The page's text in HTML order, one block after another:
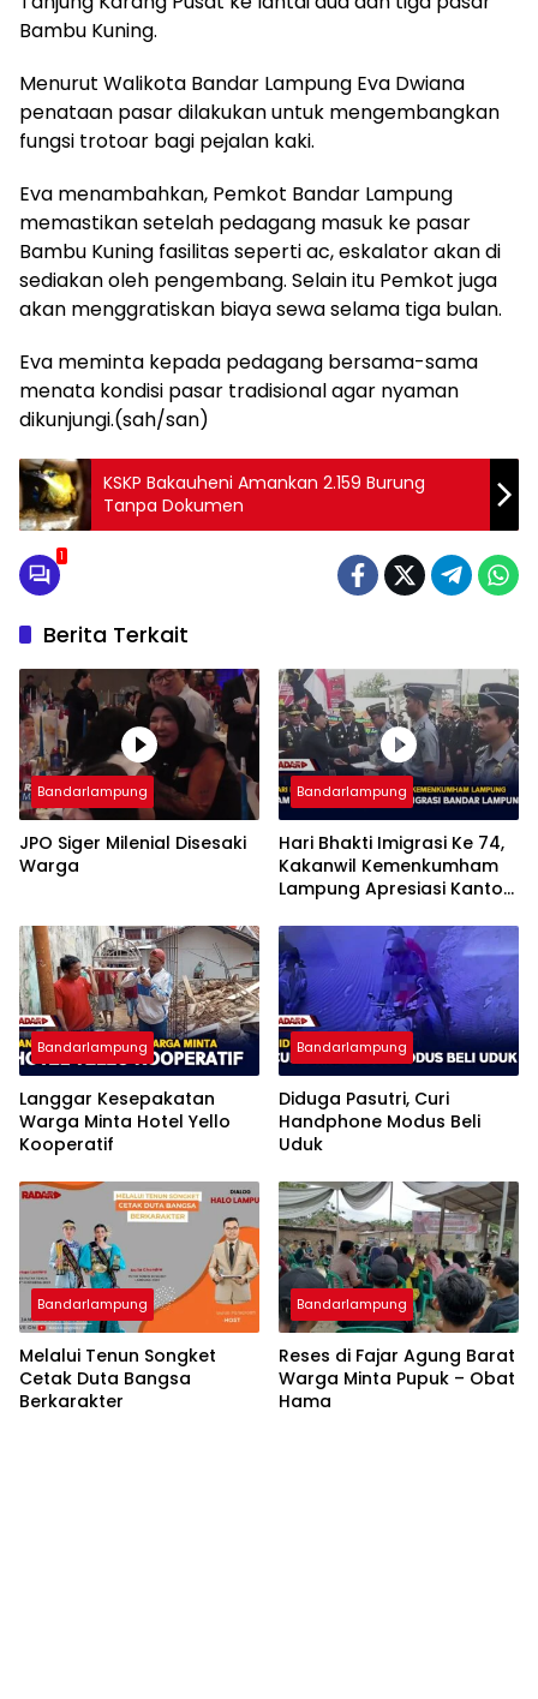
Bambu Kuning.
Menurut Walikota Bandar Lampung Eva Dwiana
penataan pasar dilakukan untuk mengembangkan
fungsi trotoar bagi pejalan kaki.
Eva menambahkan, Pemkot Bandar Lampung
memastikan setelah pedagang masuk ke pasar
Bambu Kuning fasilitas seperti ac, eskalator akan di
sediakan oleh pengembang. Selain itu Pemkot juga
akan menggratiskan biaya sewa selama tiga bulan.
Eva meminta kepada pedagang bersama-sama
menata kondisi pasar tradisional agar nyaman
dikunjungi.(sah/san)
KSKP Bakauheni Amankan 2.159 Burung
Tanpa Dokumen
1
Berita Terkait
Bandarlampung
JPO Siger Milenial Disesaki
Warga
Bandarlampung
Hari Bhakti Imigrasi Ke 74,
Kakanwil Kemenkumham
Lampung Apresiasi Kantor
Bandarlampung
Langgar Kesepakatan
Warga Minta Hotel Yello
Kooperatif
Bandarlampung
Diduga Pasutri, Curi
Handphone Modus Beli
Uduk
Bandarlampung
Melalui Tenun Songket
Cetak Duta Bangsa
Berkarakter
Bandarlampung
Reses di Fajar Agung Barat
Warga Minta Pupuk – Obat
Hama